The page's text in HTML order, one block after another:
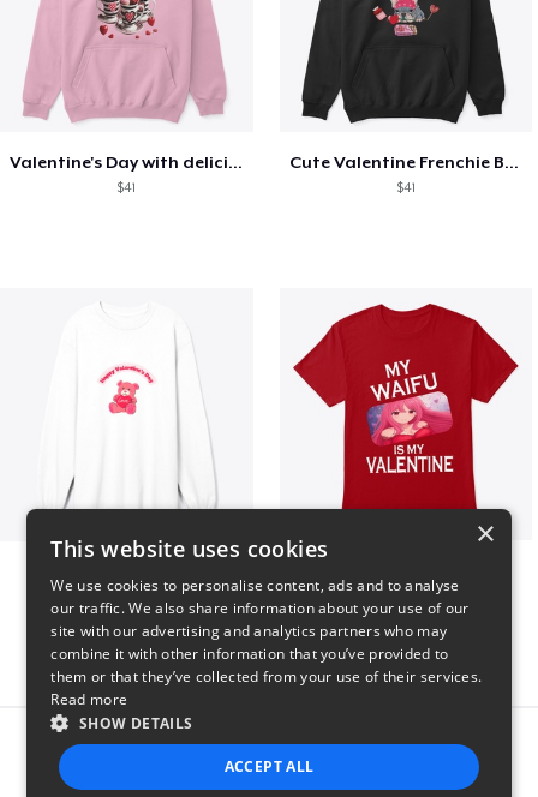
Valentine's Day with delicious food
$41
Cute Valentine Frenchie Bulldog
$41
$37 $25
Report this product
×
This website uses cookies
We use cookies to personalise content, ads and to analyse
our traffic. We also share information about your use of our
site with our advertising and analytics partners who may
combine it with other information that you’ve provided to
them or that they’ve collected from your use of their services.
Read more
SHOW DETAILS
ACCEPT ALL